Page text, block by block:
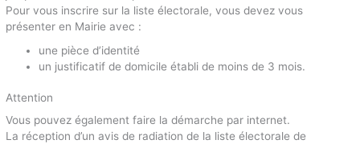
Pour vous inscrire sur la liste électorale, vous devez vous
présenter en Mairie avec :
une pièce d’identité
un justificatif de domicile établi de moins de 3 mois.
Attention
Vous pouvez également faire la démarche par internet.
La réception d’un avis de radiation de la liste électorale de